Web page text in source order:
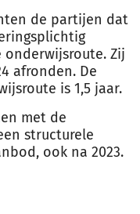
de partijen dat
Zij
afronden. De
is 1,5 jaar.
met de
structurele
ook na 2023.